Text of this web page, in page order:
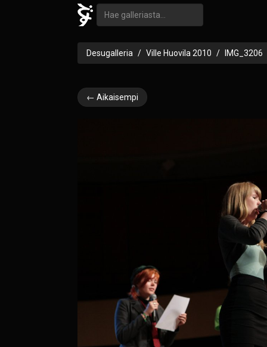
Desugalleria Ville Huovila 2010 IMG_3206
← Aikaisempi